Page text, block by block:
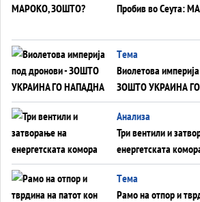
Пробив во Сеута:
Tема
Виолетова
ЗОШТО УКРАИНА
WILDBERRIES
Aнализа
Три вентили и
енергетската
во Суец најавува
инфаркт?
Tема
Рамо на отпор и